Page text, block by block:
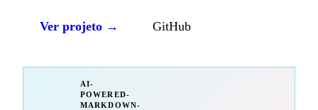
Ver projeto → GitHub
AI-
POWERED-
MARKDOWN-